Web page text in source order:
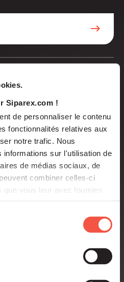
Siparex.com !
de personnaliser le contenu
fonctionnalités relatives aux
notre trafic. Nous
informations sur l'utilisation de
de médias sociaux, de
combiner celles-ci
que vous leur avez fournies
components and